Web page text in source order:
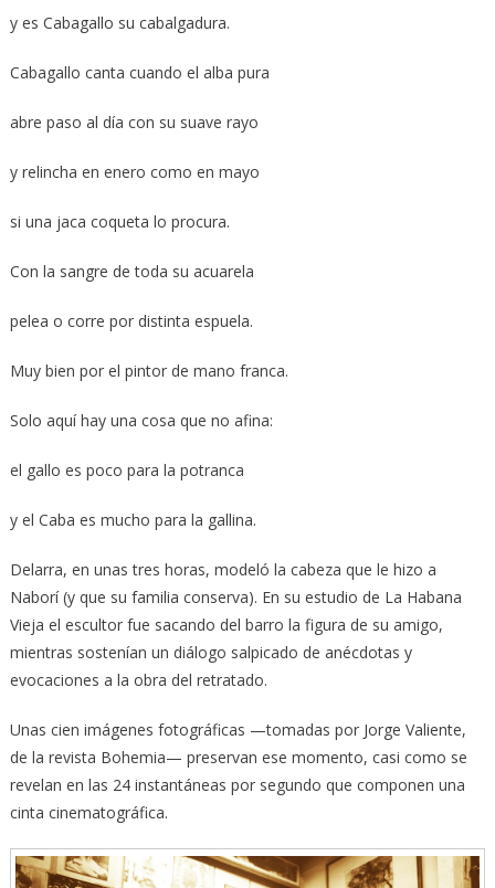
y es Cabagallo su cabalgadura.
Cabagallo canta cuando el alba pura
abre paso al día con su suave rayo
y relincha en enero como en mayo
si una jaca coqueta lo procura.
Con la sangre de toda su acuarela
pelea o corre por distinta espuela.
Muy bien por el pintor de mano franca.
Solo aquí hay una cosa que no afina:
el gallo es poco para la potranca
y el Caba es mucho para la gallina.
Delarra, en unas tres horas, modeló la cabeza que le hizo a
Naborí (y que su familia conserva). En su estudio de La Habana
Vieja el escultor fue sacando del barro la figura de su amigo,
mientras sostenían un diálogo salpicado de anécdotas y
evocaciones a la obra del retratado.
Unas cien imágenes fotográficas —tomadas por Jorge Valiente,
de la revista Bohemia— preservan ese momento, casi como se
revelan en las 24 instantáneas por segundo que componen una
cinta cinematográfica.